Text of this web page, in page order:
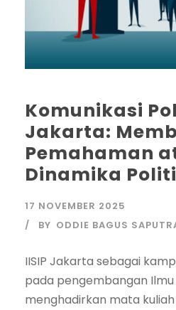
Komunikasi
Jakarta:
Pemahaman
Dinamika
17 NOVEMBER 2025
BY ODDIE BAGUS
IISIP Jakarta sebagai
pada pengembangan Ilmu
menghadirkan mata